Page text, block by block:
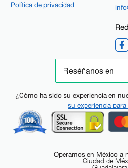
Política de privacidad
¿Cómo ha sido su experiencia en
su experiencia
Operamos en México a
Ciudad de